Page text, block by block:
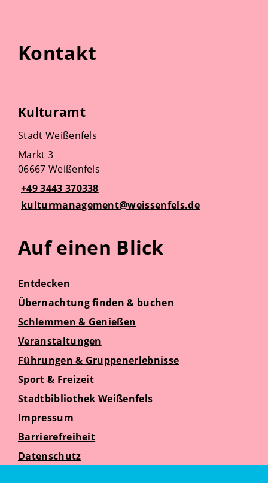
Kontakt
Kulturamt
Stadt Weißenfels
Markt 3
06667 Weißenfels
+49 3443 370338
kulturmanagement@weissenfels.de
Auf einen Blick
Entdecken
Übernachtung finden & buchen
Schlemmen & Genießen
Veranstaltungen
Führungen & Gruppenerlebnisse
Sport & Freizeit
Stadtbibliothek Weißenfels
Impressum
Barrierefreiheit
Datenschutz